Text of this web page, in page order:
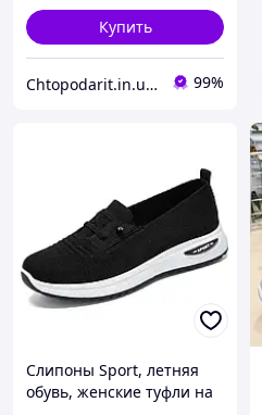
Купить
Chtopodarit.in.ua-інтернет-магазин цікавих подарунків 99%
Слипоны Sport, летняя
обувь, женские туфли на